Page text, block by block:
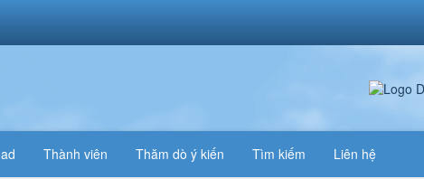
Thành viên Thăm dò ý kiến Tìm kiếm Liên hệ